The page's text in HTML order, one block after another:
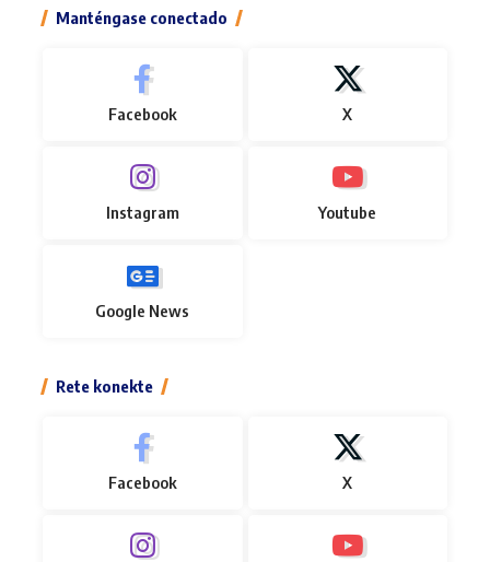
Manténgase conectado
Facebook X
Instagram Youtube
Google News
Rete konekte
Facebook X